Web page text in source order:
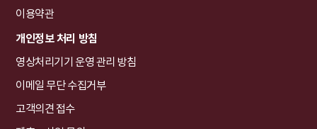
이용약관
개인정보 처리 방침
영상처리기기 운영 관리 방침
이메일 무단 수집거부
고객의견 접수